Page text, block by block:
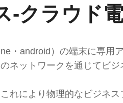
-クラウド
・android）の端末に専用
ネットワークを通じてビ
れにより物理的なビジネ